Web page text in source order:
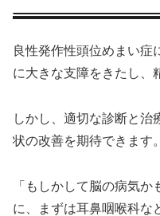
良性発作性頭位めまい症
に大きな支障をきたし、
しかし、適切な診断と治
状の改善を期待できます。
「もしかして脳の病気
に、まずは耳鼻咽喉科な